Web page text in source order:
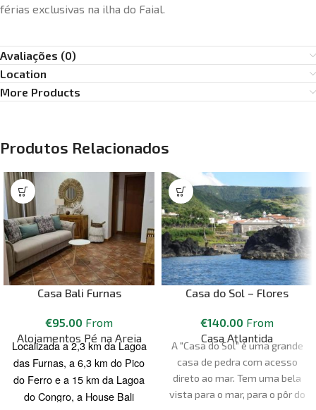
férias exclusivas na ilha do Faial.
Avaliações (0)
Location
More Products
Produtos Relacionados
Casa Bali Furnas
€95.00 From
Alojamentos Pé na Areia
Localizada a 2,3 km da Lagoa
das Furnas, a 6,3 km do Pico
do Ferro e a 15 km da Lagoa
do Congro, a House Bali
Casa do Sol – Flores
€140.00 From
Casa Atlantida
A "Casa do Sol" é uma grande
casa de pedra com acesso
direto ao mar. Tem uma bela
vista para o mar, para o pôr do